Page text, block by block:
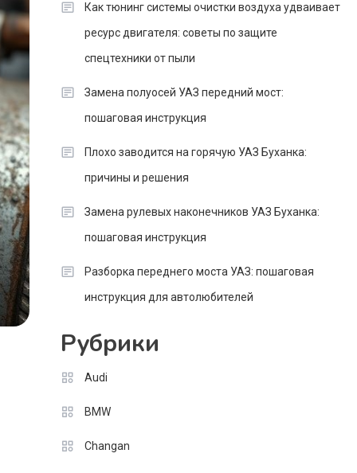
Как тюнинг системы очистки воздуха удваивает
ресурс двигателя: советы по защите
спецтехники от пыли
Замена полуосей УАЗ передний мост:
пошаговая инструкция
Плохо заводится на горячую УАЗ Буханка:
причины и решения
Замена рулевых наконечников УАЗ Буханка:
пошаговая инструкция
Разборка переднего моста УАЗ: пошаговая
инструкция для автолюбителей
Рубрики
Audi
BMW
Changan